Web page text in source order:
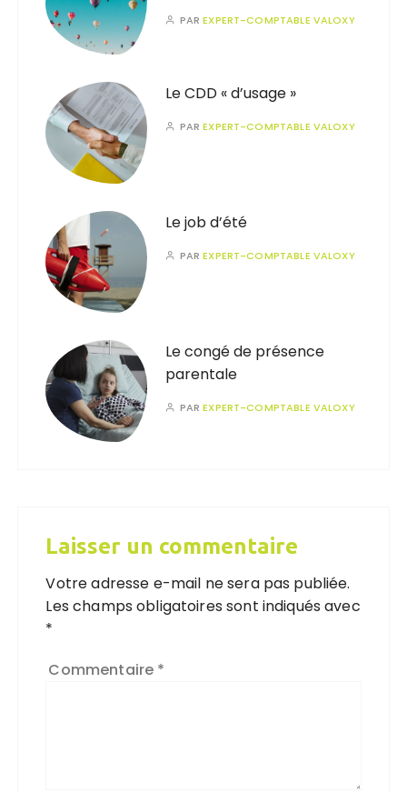
PAREXPERT-COMPTABLE VALOXY
Le CDD « d’usage »
PAREXPERT-COMPTABLE VALOXY
Le job d’été
PAREXPERT-COMPTABLE VALOXY
Le congé de présence
parentale
PAREXPERT-COMPTABLE VALOXY
Laisser un commentaire
Votre adresse e-mail ne sera pas publiée.
Les champs obligatoires sont indiqués avec
*
Commentaire *